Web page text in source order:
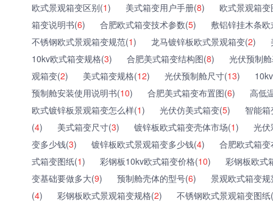
欧式景观箱变区别(1) 美式箱变用户手册(8)
欧式景观箱
箱变说明书(6) 合肥欧式箱变技术参数(5)
敷铝锌挂木条
不锈钢欧式景观箱变规范(1) 龙马镀锌板欧式景观箱变(2)
10kv欧式箱变规格(3) 合肥美式箱变结构图(8)
光伏预制
观箱变(2) 美式箱变规格(12) 光伏预制舱尺寸(13)
预制舱安装使用说明书(10) 合肥美式箱变布置图(6)
高低
欧式镀锌板景观箱变怎么样(1) 光伏仿美式箱变(5)
智能
(4) 美式箱变尺寸(3) 镀锌板欧式箱变壳体市场(1)
光伏
变多少钱(3) 镀锌板欧式景观箱变多少钱(4)
合肥欧式箱
式箱变图纸(1) 彩钢板10kv欧式箱变价格(10)
彩钢板欧式
变基础要做多大(9) 预制舱壳体的型号(6)
景观欧式箱变规
(4) 彩钢板欧式景观箱变规格(2)
不锈钢欧式景观箱变图纸(